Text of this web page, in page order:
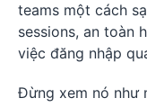
teams một cách
sessions, an toàn
việc đăng nhập
Đừng xem nó như